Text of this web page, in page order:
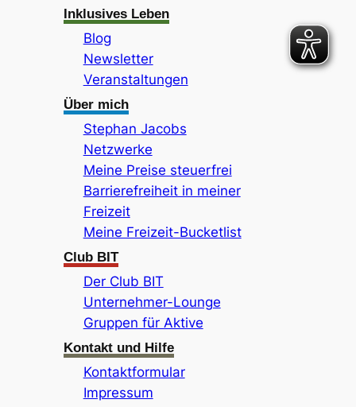
Inklusives Leben
Blog
Newsletter
Veranstaltungen
Über mich
Stephan Jacobs
Netzwerke
Meine Preise steuerfrei
Barrierefreiheit in meiner
Freizeit
Meine Freizeit-Bucketlist
Club BIT
Der Club BIT
Unternehmer-Lounge
Gruppen für Aktive
Kontakt und Hilfe
Kontaktformular
Impressum